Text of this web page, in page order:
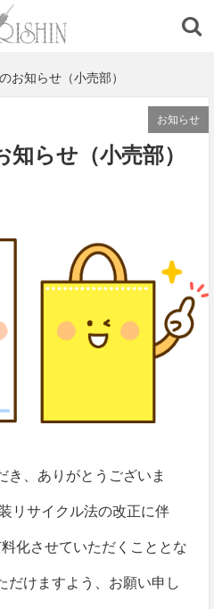
お知らせ（小売部）
お知らせ
らせ（小売部）
き、ありがとうございま
リサイクル法の改正に伴
化させていただくこととな
だけますよう、お願い申し